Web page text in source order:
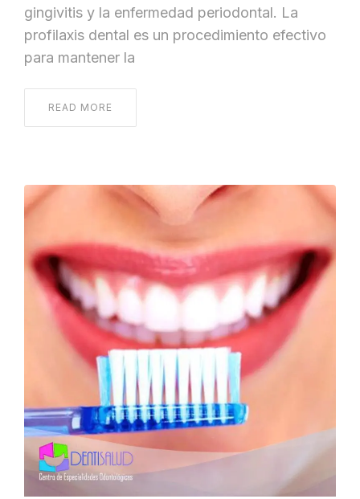
gingivitis y la enfermedad periodontal. La
profilaxis dental es un procedimiento efectivo
para mantener la
READ MORE